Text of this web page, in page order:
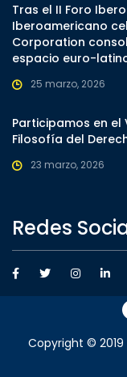
Tras el II Foro
Iberoamericano
Corporation
espacio euro-
25 marzo, 2026
Participamos en el
Filosofía del
23 marzo, 2026
Redes
Copyright © 2019